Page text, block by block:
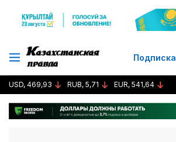
Подписка
USD, 469,93 RUB, 5,71 EUR, 541,64